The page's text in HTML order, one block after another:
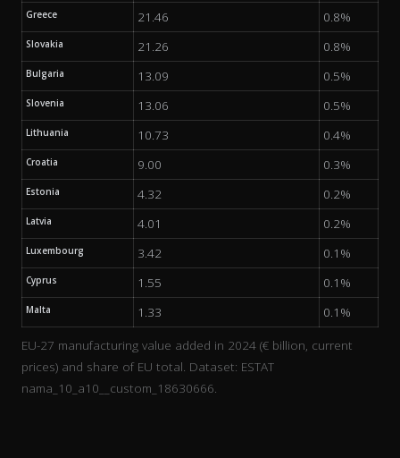
EU-27 manufacturing value added in 2024 (€ billion, current
prices) and share of EU total. Dataset: ESTAT
nama_10_a10__custom_18630666.
Greece 21.46 0.8%
Slovakia 21.26 0.8%
Bulgaria 13.09 0.5%
Slovenia 13.06 0.5%
Lithuania 10.73 0.4%
Croatia 9.00 0.3%
Estonia 4.32 0.2%
Latvia 4.01 0.2%
Luxembourg 3.42 0.1%
Cyprus 1.55 0.1%
Malta 1.33 0.1%